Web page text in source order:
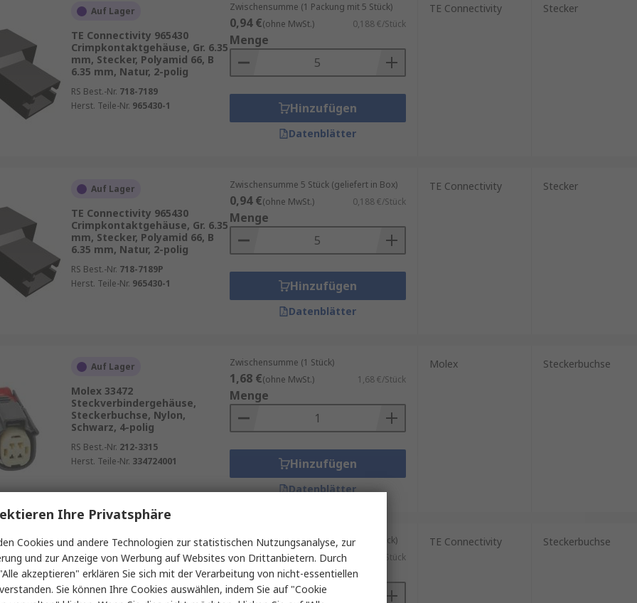
Auf Lager
TE Connectivity 965430
Crimpkontaktgehäuse, Gr. 6.35
mm, Stecker, Polyamid 66, B
6.35 mm, Natur, 2-polig
RS Best.-Nr. 718-7189
Herst. Teile-Nr. 965430-1
Zwischensumme (1 Packung mit 5 Stück)
0,94 €(ohne MwSt.) 0,188 €/Stück
Menge
Hinzufügen
Datenblätter
TE Connectivity Stecker
Auf Lager
TE Connectivity 965430
Crimpkontaktgehäuse, Gr. 6.35
mm, Stecker, Polyamid 66, B
6.35 mm, Natur, 2-polig
RS Best.-Nr. 718-7189P
Herst. Teile-Nr. 965430-1
Zwischensumme 5 Stück (geliefert in Box)
0,94 €(ohne MwSt.) 0,188 €/Stück
Menge
Hinzufügen
Datenblätter
TE Connectivity Stecker
Auf Lager
Molex 33472
Steckverbindergehäuse,
Steckerbuchse, Nylon,
Schwarz, 4-polig
RS Best.-Nr. 212-3315
Herst. Teile-Nr. 334724001
Zwischensumme (1 Stück)
1,68 €(ohne MwSt.) 1,68 €/Stück
Menge
Hinzufügen
Datenblätter
Molex Steckerbuchse
Auf Lager
TE Connectivity FASTON .250
Crimpkontaktgehäuse, Gr. 6.35
mm, Steckerbuchse, Nylon, B
Zwischensumme (1 Packung mit 50 Stück)
44,45 €(ohne MwSt.) 0,889 €/Stück
Menge
TE Connectivity Steckerbuchse
Ihre Privatsphäre
Cookies und andere Technologien zur statistischen Nutzungsanalyse, zur
und zur Anzeige von Werbung auf Websites von Drittanbietern. Durch
akzeptieren" erklären Sie sich mit der Verarbeitung von nicht-essentiellen
Sie können Ihre Cookies auswählen, indem Sie auf "Cookie